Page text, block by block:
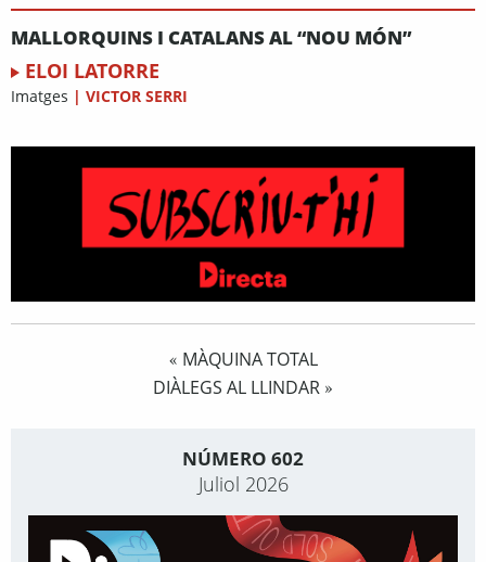
MALLORQUINS I CATALANS AL “NOU MÓN”
ELOI LATORRE
Imatges | VICTOR SERRI
« MÀQUINA TOTAL
DIÀLEGS AL LLINDAR »
NÚMERO 602
Juliol 2026